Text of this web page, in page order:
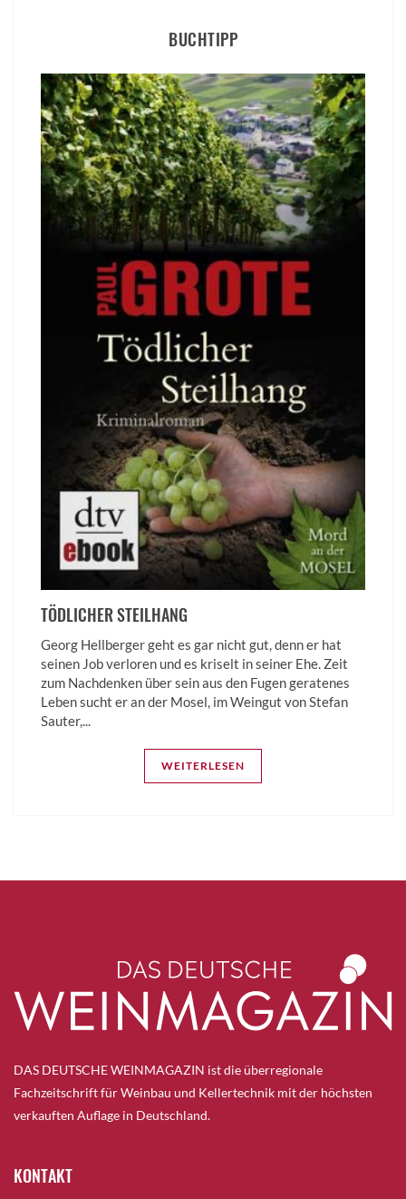
BUCHTIPP
TÖDLICHER STEILHANG
Georg Hellberger geht es gar nicht gut, denn er hat
seinen Job verloren und es kriselt in seiner Ehe. Zeit
zum Nachdenken über sein aus den Fugen geratenes
Leben sucht er an der Mosel, im Weingut von Stefan
Sauter,...
WEITERLESEN
DAS DEUTSCHE WEINMAGAZIN ist die überregionale
Fachzeitschrift für Weinbau und Kellertechnik mit der höchsten
verkauften Auflage in Deutschland.
KONTAKT